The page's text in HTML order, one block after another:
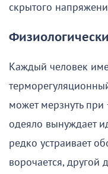
скрытого
Каждый человек
может мерзнуть при
одеяло вынуждает
редко устраивает
ворочается, другой